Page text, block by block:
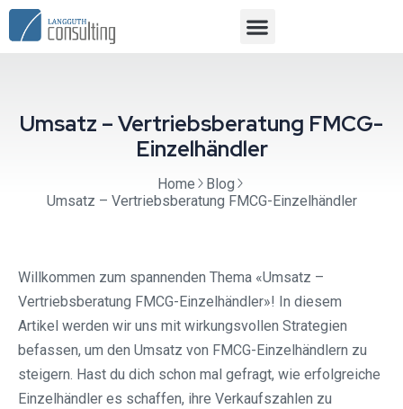
Umsatz – Vertriebsberatung FMCG-
Einzelhändler
Home
Blog
Umsatz – Vertriebsberatung FMCG-Einzelhändler
Willkommen zum spannenden Thema «Umsatz –
Vertriebsberatung FMCG-Einzelhändler»! In diesem
Artikel werden wir uns mit wirkungsvollen Strategien
befassen, um den Umsatz von FMCG-Einzelhändlern zu
steigern. Hast du dich schon mal gefragt, wie erfolgreiche
Einzelhändler es schaffen, ihre Verkaufszahlen zu